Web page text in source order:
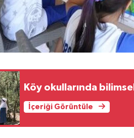
Köy okullarında
İçeriği Görüntüle